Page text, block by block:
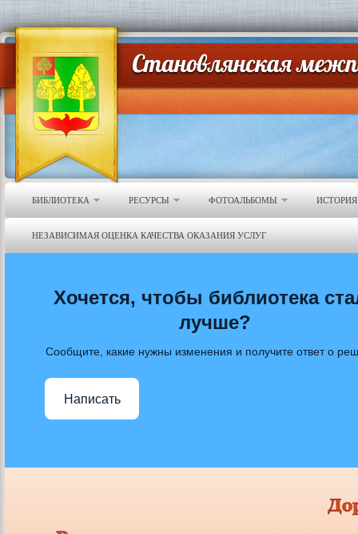
БИБЛИОТЕКА РЕСУРСЫ ФОТОАЛЬБОМЫ
НЕЗАВИСИМАЯ ОЦЕНКА КАЧЕСТВА ОКАЗАНИЯ УСЛУГ
Хочется, чтобы библиотека
лучше?
Сообщите, какие нужны изменения и получите ответ о
Написать